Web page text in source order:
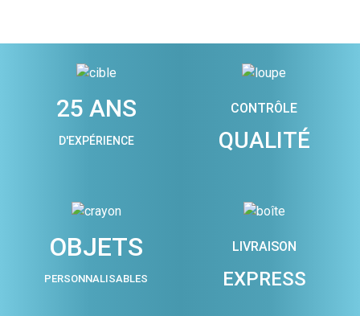
25 ANS
D'EXPÉRIENCE
CONTRÔLE
QUALITÉ
OBJETS
PERSONNALISABLES
LIVRAISON
EXPRESS